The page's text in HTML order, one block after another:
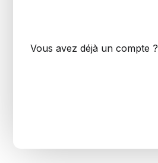
Vous avez déjà un compte ?